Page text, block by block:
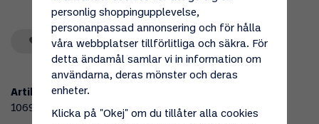
Spara som favorit
Artikelnummer:
106973
personlig shoppingupplevelse,
personanpassad annonsering och för hålla
våra webbplatser tillförlitliga och säkra. För
detta ändamål samlar vi in information om
användarna, deras mönster och deras
enheter.
Klicka på "Okej" om du tillåter alla cookies